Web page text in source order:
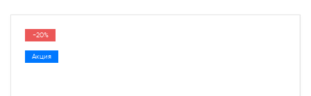
-20%
Акция